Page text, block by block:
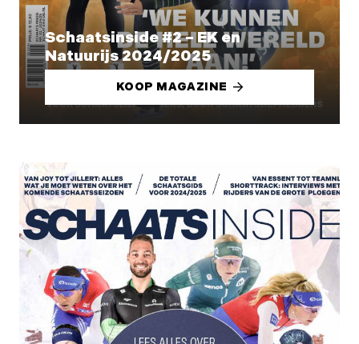
Schaatsinside #2 – EK en
Natuurijs 2024/2025
KOOP MAGAZINE